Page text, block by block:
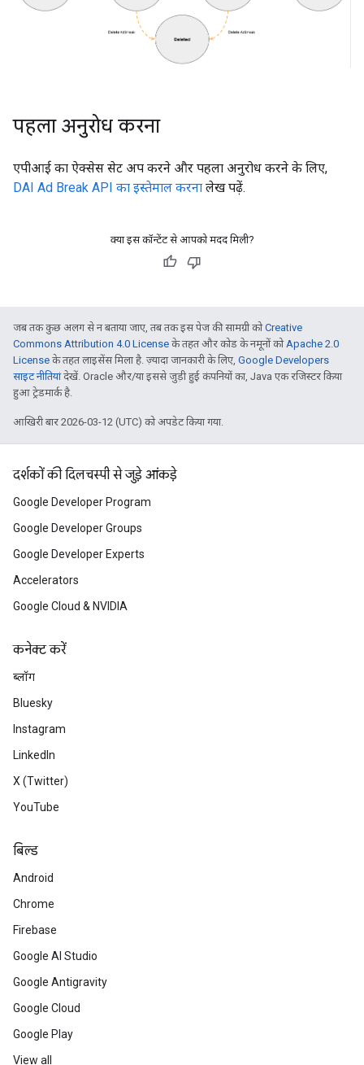
पहला अनुरोध करना
एपीआई का ऐक्सेस सेट अप करने और पहला अनुरोध करने के लिए,
DAI Ad Break API का इस्तेमाल करना लेख पढ़ें.
क्या इस कॉन्टेंट से आपको मदद मिली?
जब तक कुछ अलग से न बताया जाए, तब तक इस पेज की सामग्री कोCreative
Commons Attribution 4.0 License के तहत और कोड के नमूनों को Apache 2.0
License के तहत लाइसेंस मिला है. ज़्यादा जानकारी के लिए, Google Developers
साइट नीतियांदेखें. Oracle और/या इससे जुड़ी हुई कंपनियों का, Java एक रजिस्टर किया
हुआ ट्रेडमार्क है.
आखिरी बार 2026-03-12 (UTC) को अपडेट किया गया.
दर्शकों की दिलचस्पी से जुड़े आंकड़े
Google Developer Program
Google Developer Groups
Google Developer Experts
Accelerators
Google Cloud & NVIDIA
कनेक्ट करें
ब्लॉग
Bluesky
Instagram
LinkedIn
X (Twitter)
YouTube
बिल्ड
Android
Chrome
Firebase
Google AI Studio
Google Antigravity
Google Cloud
Google Play
View all